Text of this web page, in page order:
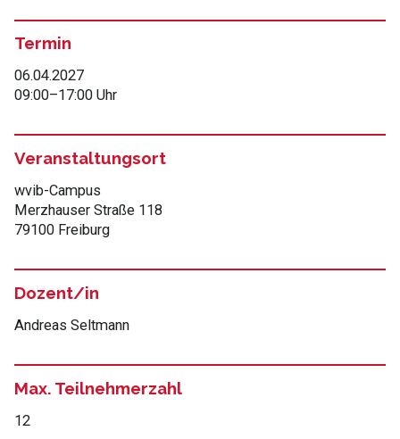
Termin
06.04.2027
09:00–17:00 Uhr
Veranstaltungsort
wvib-Campus
Merzhauser Straße 118
79100 Freiburg
Dozent/in
Andreas Seltmann
Max. Teilnehmerzahl
12